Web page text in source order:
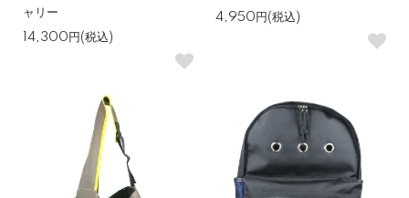
ャリー
14,300円(税込)
4,950円(税込)